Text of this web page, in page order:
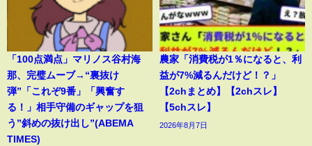
「100点満点」マリノス谷村海
那、完璧ムーブ→“裏抜け
弾”「これぞ9番」「興奮す
る！」相手守備のギャップを狙
う”斜めの抜け出し”(ABEMA
TIMES)
農家「消費税が1％になると、利
益が7%減るんだけど！？」
【2chまとめ】【2chスレ】
【5chスレ】
2026年8月7日